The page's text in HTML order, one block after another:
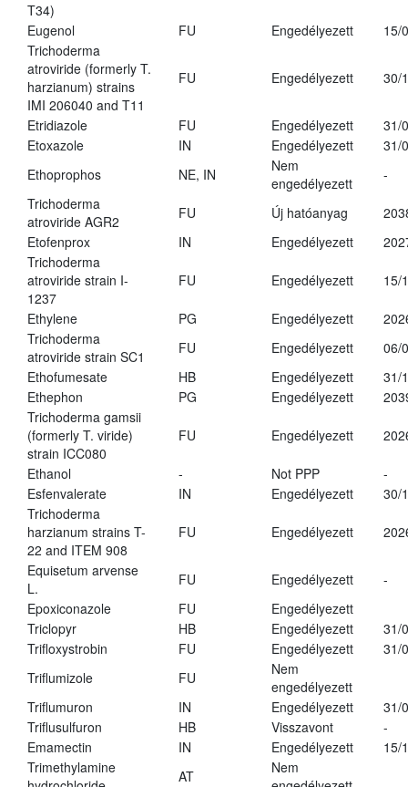
T34)
Eugenol FU Engedélyezett
15/
Trichoderma
atroviride (formerly T.
harzianum) strains
IMI 206040 and T11
FU Engedélyezett 30/
Etridiazole FU Engedélyezett
31/
Etoxazole
IN Engedélyezett
31/
Ethoprophos
NE, IN
Nem
engedélyezett
-
Trichoderma
atroviride AGR2
FU Új hatóanyag
Etofenprox
IN Engedélyezett
Trichoderma
atroviride strain I-
1237
FU Engedélyezett 15/
Ethylene PG Engedélyezett
Trichoderma
atroviride strain SC1
FU Engedélyezett
06/
Ethofumesate
HB Engedélyezett
31/
Ethephon
PG Engedélyezett
Trichoderma gamsii
(formerly T. viride)
strain ICC080
FU Engedélyezett
Ethanol - Not PPP
-
Esfenvalerate
IN Engedélyezett
30/
Trichoderma
harzianum strains T-
22 and ITEM 908
FU Engedélyezett
Equisetum arvense
L.
FU Engedélyezett
-
Epoxiconazole
FU
Engedélyezett
Triclopyr
HB Engedélyezett
31/
Trifloxystrobin
FU Engedélyezett
31/
Triflumizole
FU
Nem
engedélyezett
Triflumuron
IN Engedélyezett
31/
Triflusulfuron
HB Visszavont
-
Emamectin
IN Engedélyezett
15/
Trimethylamine
AT
Nem